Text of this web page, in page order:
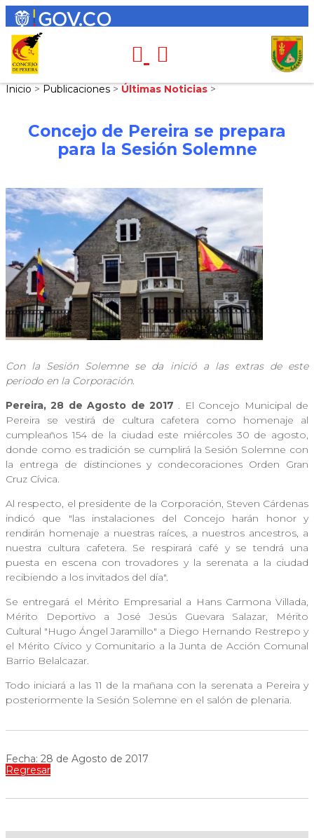
Inicio > Publicaciones > Últimas Noticias >
Concejo de Pereira se prepara
para la Sesión Solemne
Con la Sesión Solemne se da inició a las extras de este
periodo en la Corporación.
Pereira, 28 de Agosto de 2017 . El Concejo Municipal de
Pereira se vestirá de cultura cafetera como homenaje al
cumpleaños 154 de la ciudad este miércoles 30 de agosto,
donde como es tradición se cumplirá la Sesión Solemne con
la entrega de distinciones y condecoraciones Orden Gran
Cruz Cívica.
Al respecto, el presidente de la Corporación, Steven Cárdenas
indicó que "las instalaciones del Concejo harán honor y
rendirán homenaje a nuestras raíces, a nuestros ancestros, a
nuestra cultura cafetera. Se respirará café y se tendrá una
puesta en escena con trovadores y la serenata a la ciudad
recibiendo a los invitados del día".
Se entregará el Mérito Empresarial a Hans Carmona Villada,
Mérito Deportivo a José Jesús Guevara Salazar, Mérito
Cultural "Hugo Ángel Jaramillo" a Diego Hernando Restrepo y
el Mérito Cívico y Comunitario a la Junta de Acción Comunal
Barrio Belalcazar.
Todo iniciará a las 11 de la mañana con la serenata a Pereira y
posteriormente la Sesión Solemne en el salón de plenaria.
Fecha: 28 de Agosto de 2017
Regresar